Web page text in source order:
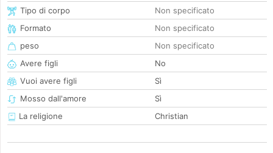
Tipo di corpo
Non specificato
Formato
Non specificato
peso
Non specificato
Avere figli
No
Vuoi avere figli
Sì
Mosso dall'amore
Sì
La religione
Christian